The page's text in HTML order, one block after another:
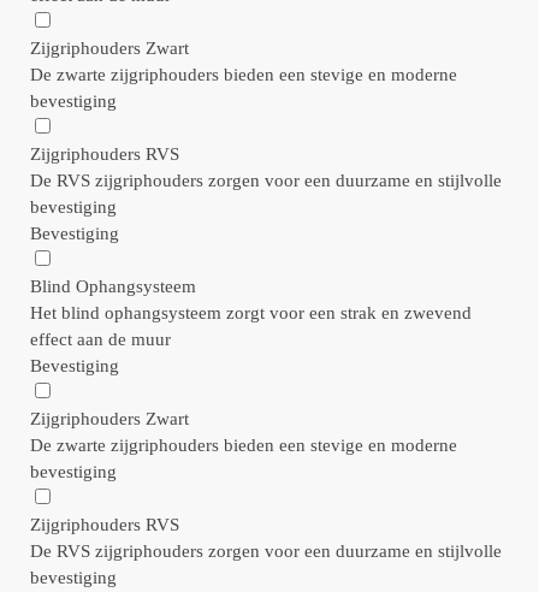
Zijgriphouders Zwart
De zwarte zijgriphouders bieden een stevige en moderne
bevestiging
Zijgriphouders RVS
De RVS zijgriphouders zorgen voor een duurzame en stijlvolle
bevestiging
Bevestiging
Blind Ophangsysteem
Het blind ophangsysteem zorgt voor een strak en zwevend
effect aan de muur
Bevestiging
Zijgriphouders Zwart
De zwarte zijgriphouders bieden een stevige en moderne
bevestiging
Zijgriphouders RVS
De RVS zijgriphouders zorgen voor een duurzame en stijlvolle
bevestiging